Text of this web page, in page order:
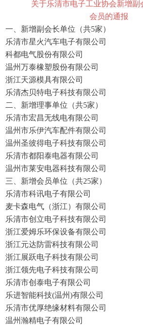
关于乐清市电子工业协会新增副
会员的通报
一、新增副会长单位（共5家）
乐清市星火汽车电子有限公司
科都电气股份有限公司
温州万泰橡塑股份有限公司
浙江天源模具有限公司
乐清杰贝特电子科技有限公司
二、新增理事单位（共5家）
乐清市宏昌无线电有限公司
温州市乐伊汽车配件有限公司
温州圣彼得电子科技有限公司
乐清市都阳泰电器有限公司
温州市莱安电器科技有限公司
三、新增会员单位（共25家）
乐清市科讯电子有限公司
麦卡森电气（浙江）有限公司
乐清市创立电子科技有限公司
浙江爱姆乐环保设备有限公司
浙江元达防雷科技有限公司
浙江展跃电子科技有限公司
浙江领先电子科技有限公司
乐清市创泰电子有限公司
乐进智能科技(温州)有限公司
乐清市优厚绝缘材料有限公司
温州瀚精电子有限公司